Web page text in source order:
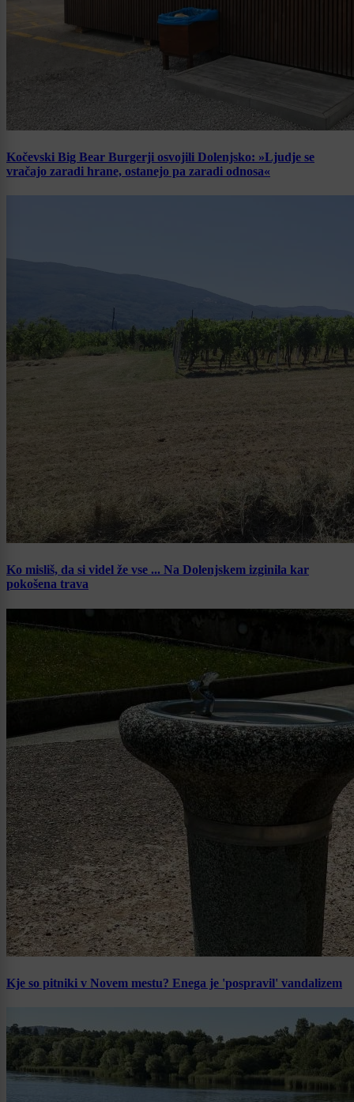
Kočevski Big Bear Burgerji osvojili Dolenjsko: »Ljudje se
vračajo zaradi hrane, ostanejo pa zaradi odnosa«
Ko misliš, da si videl že vse ... Na Dolenjskem izginila kar
pokošena trava
Kje so pitniki v Novem mestu? Enega je 'pospravil' vandalizem